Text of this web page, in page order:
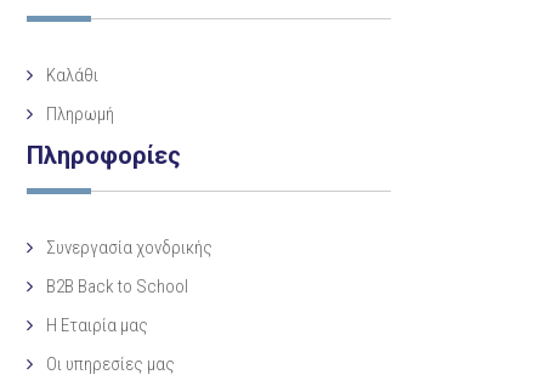
Καλάθι
Πληρωμή
Πληροφορίες
Συνεργασία χονδρικής
B2B Back to School
Η Eταιρία μας
Οι υπηρεσίες μας